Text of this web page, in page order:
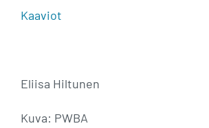
Kaaviot
Eliisa Hiltunen
Kuva: PWBA